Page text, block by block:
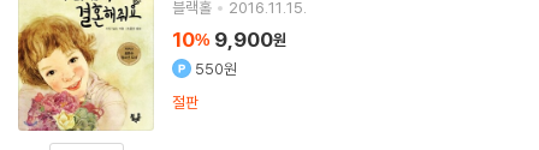
블랙홀
2016.11.15.
10% 9,900원
550원
절판